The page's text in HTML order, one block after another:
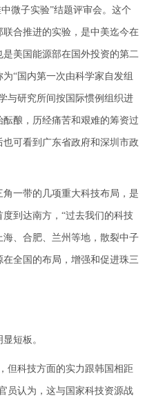
子实验”结题评审会。这个
合推进的实验，是中美迄今在
美国能源部在国外投资的第二
“国内第一次由科学家自发组
与研究所间按国际惯例组织进
酿，历经痛苦和艰难的筹资过
可看到广东省政府和深圳市政
一带的几项重大科技布局，是
到达南方，“过去我们的科技
、合肥、兰州等地，散裂中子
全国的布局，增强和促进珠三
短板。
科技方面的实力跟韩国相距
员认为，这与国家科技资源战